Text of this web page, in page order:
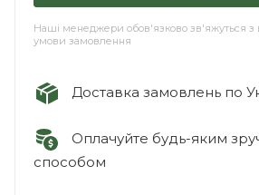
Наші менеджери обов'язково зв'яжуться з
умови замовлення
Доставка замовлень по
Оплачуйте будь-яким
способом